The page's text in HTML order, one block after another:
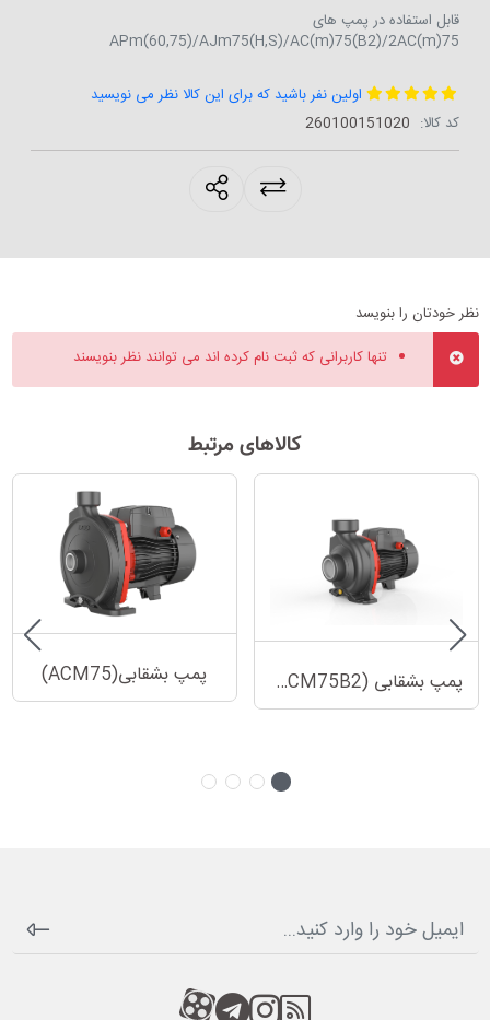
قابل استفاده در پمپ های
APm(60,75)/AJm75(H,S)/AC(m)75(B2)/2AC(m)75
اولین نفر باشید که برای این کالا نظر می نویسید
کد کالا: ‎260100151020
products.sharing
نظر خودتان را بنویسد
تنها کاربرانی که ثبت نام کرده اند می توانند نظر بنویسند
کالاهای مرتبط
پمپ بشقابی (ACM75B2) پمپ بشقابی(ACM75)